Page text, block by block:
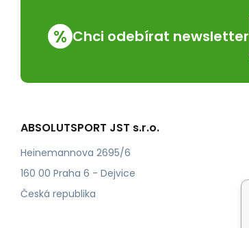
% Chci odebírat newsletter
ABSOLUTSPORT JST s.r.o.
Heinemannova 2695/6
160 00 Praha 6 - Dejvice
Česká republika